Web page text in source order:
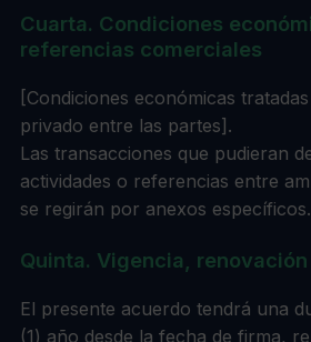
Cuarta. Condiciones
referencias comerciales
[Condiciones económicas
privado entre las partes].
Las transacciones que pudieran
actividades o referencias entre
se regirán por anexos específicos.
Quinta. Vigencia,
El presente acuerdo tendrá una
(1) año desde la fecha de firma,